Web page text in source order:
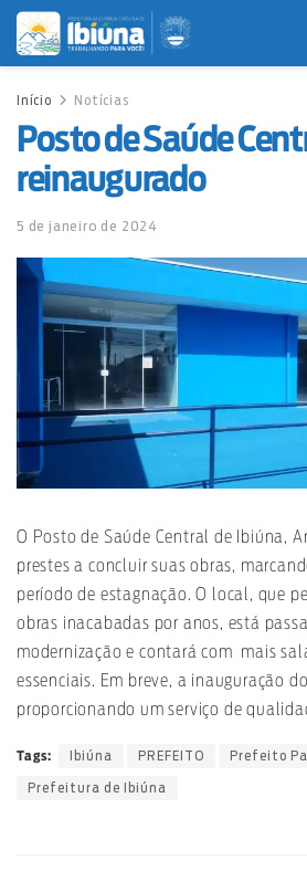
Início Notícias
Posto de Saúde
reinaugurado
5 de janeiro de 2024
O Posto de Saúde Central de Ibiúna,
prestes a concluir suas obras,
período de estagnação. O local, que
obras inacabadas por anos, está
modernização e contará com mais
essenciais. Em breve, a inauguração
proporcionando um serviço de
Tags: Ibiúna PREFEITO Prefeito
Prefeitura de Ibiúna